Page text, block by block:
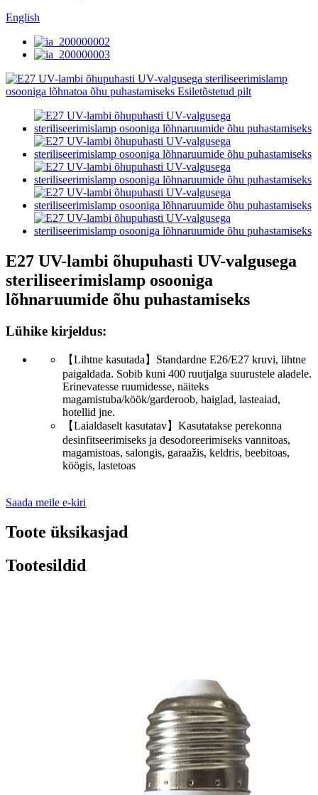
English
E27 UV-lambi õhupuhasti UV-valgusega
steriliseerimislamp osooniga
lõhnaruumide õhu puhastamiseks
Lühike kirjeldus:
【Lihtne kasutada】Standardne E26/E27 kruvi, lihtne
paigaldada. Sobib kuni 400 ruutjalga suurustele aladele.
Erinevatesse ruumidesse, näiteks
magamistuba/köök/garderoob, haiglad, lasteaiad,
hotellid jne.
【Laialdaselt kasutatav】Kasutatakse perekonna
desinfitseerimiseks ja desodoreerimiseks vannitoas,
magamistoas, salongis, garaažis, keldris, beebitoas,
köögis, lastetoas
Saada meile e-kiri
Toote üksikasjad
Tootesildid